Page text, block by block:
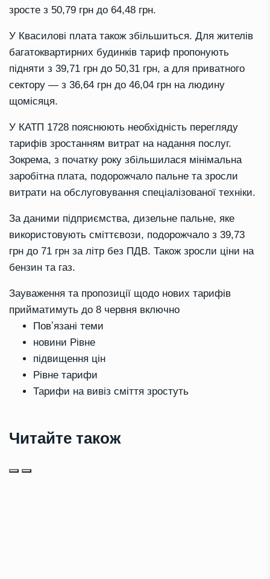
зросте з 50,79 грн до 64,48 грн.
У Квасилові плата також збільшиться. Для жителів
багатоквартирних будинків тариф пропонують
підняти з 39,71 грн до 50,31 грн, а для приватного
сектору — з 36,64 грн до 46,04 грн на людину
щомісяця.
У КАТП 1728 пояснюють необхідність перегляду
тарифів зростанням витрат на надання послуг.
Зокрема, з початку року збільшилася мінімальна
заробітна плата, подорожчало пальне та зросли
витрати на обслуговування спеціалізованої техніки.
За даними підприємства, дизельне пальне, яке
використовують сміттєвози, подорожчало з 39,73
грн до 71 грн за літр без ПДВ. Також зросли ціни на
бензин та газ.
Зауваження та пропозиції щодо нових тарифів
прийматимуть до 8 червня включно
Повʼязані теми
новини Рівне
підвищення цін
Рівне тарифи
Тарифи на вивіз сміття зростуть
Читайте також